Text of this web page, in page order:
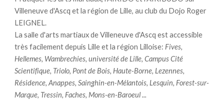
Villeneuve d'Ascq et la région de Lille, au club du Dojo Roger
LEIGNEL.
La salle d'arts martiaux de Villeneuve d'Ascq est accessible
très facilement depuis Lille et la région Lilloise: Fives,
Hellemes, Wambrechies, université de Lille, Campus Cité
Scientifique, Triolo, Pont de Bois, Haute-Borne, Lezennes,
Résidence, Anappes, Sainghin-en-Mélantois, Lesquin, Forest-sur-
Marque, Tressin, Faches, Mons-en-Baroeul ...